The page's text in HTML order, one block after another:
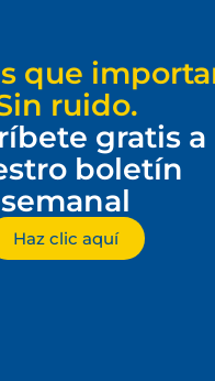
que
ruido.
gratis a
boletín
semanal
Haz clic aquí